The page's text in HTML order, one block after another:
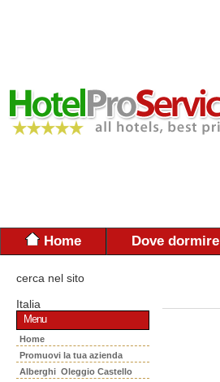
Home Dove dormire
cerca nel sito
Italia
Menu
Home
Promuovi la tua azienda
Alberghi Oleggio Castello